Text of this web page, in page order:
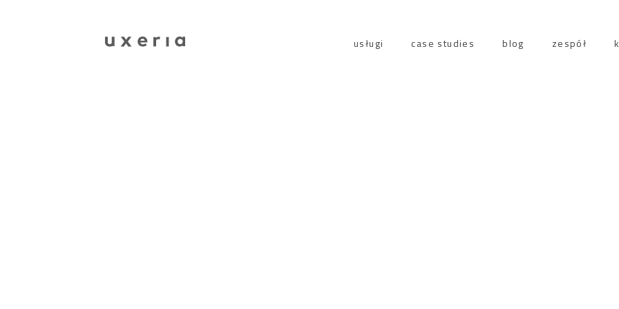
usługi case studies blog zespół